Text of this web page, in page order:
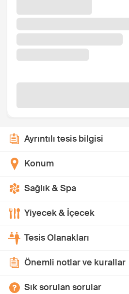
Ayrıntılı tesis bilgisi
Konum
Sağlık & Spa
Yiyecek & İçecek
Tesis Olanakları
Önemli notlar ve kurallar
Sık sorulan sorular